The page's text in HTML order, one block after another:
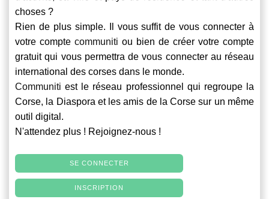
choses ?
Rien de plus simple. Il vous suffit de vous connecter à
votre compte communiti ou bien de créer votre compte
gratuit qui vous permettra de vous connecter au réseau
international des corses dans le monde.
Communiti est le réseau professionnel qui regroupe la
Corse, la Diaspora et les amis de la Corse sur un même
outil digital.
N'attendez plus ! Rejoignez-nous !
SE CONNECTER
INSCRIPTION